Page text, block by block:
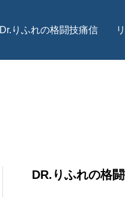
Dr.りふれの格闘技痛信
DR.りふれの格